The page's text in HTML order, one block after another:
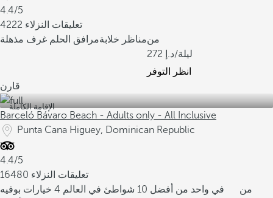
4.4/5
4222 تعليقات النزلاء
مناظر خلابةمرافق الحلم غرف مذهلة
من
272
/ليلة
انظر التوفر
قارن
الإقامة الكاملة
Barceló Bávaro Beach - Adults only - All Inclusive
Punta Cana Higuey, Dominican Republic
4.4/5
16480 تعليقات النزلاء
في واحد من أفضل 10 شواطئ في العالم
4 خيارات بوفيه من